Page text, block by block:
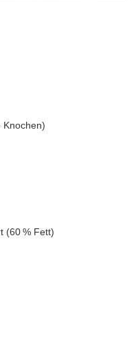
Knochen)
(60 % Fett)